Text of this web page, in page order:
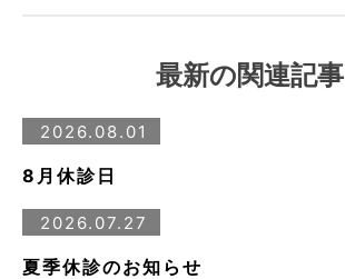
最新の関連記事
2026.08.01
8月休診日
2026.07.27
夏季休診のお知らせ